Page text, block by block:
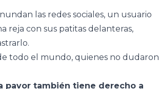
las redes sociales, un usuario
reja con sus patitas delanteras,
todo el mundo, quienes no dudaron
pavor también tiene derecho a